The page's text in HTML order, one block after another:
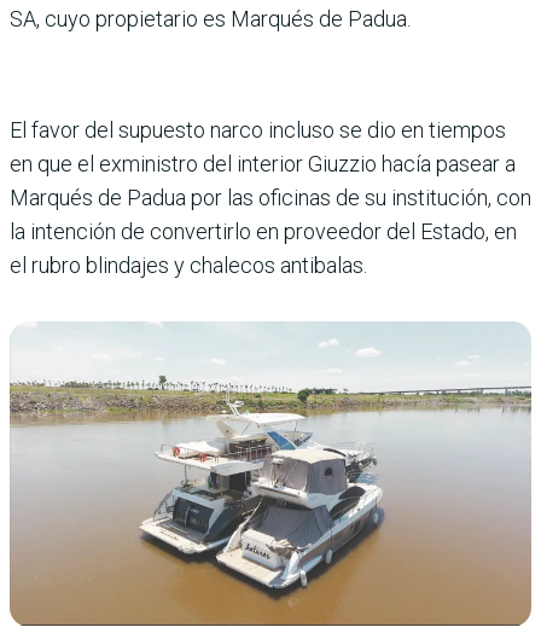
SA, cuyo propietario es Marqués de Padua.
El favor del supuesto narco incluso se dio en tiempos
en que el exministro del interior Giuzzio hacía pasear a
Marqués de Padua por las oficinas de su institución, con
la intención de convertirlo en proveedor del Estado, en
el rubro blindajes y chalecos antibalas.